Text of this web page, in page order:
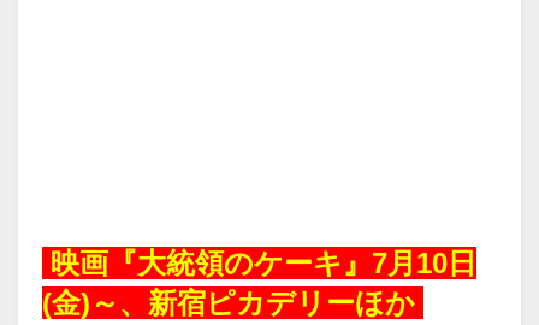
映画『大統領のケーキ』7月10日
(金)～、新宿ピカデリーほか